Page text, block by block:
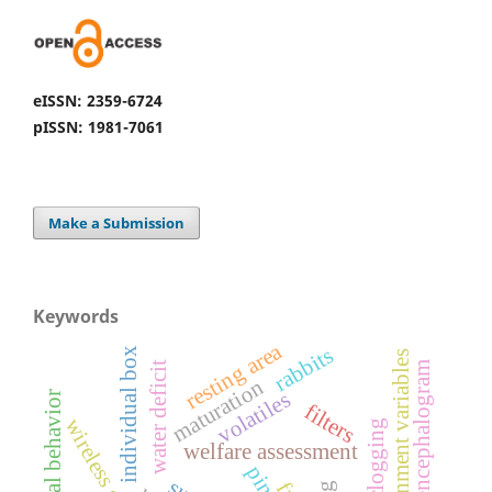
eISSN: 2359-6724
pISSN: 1981-7061
Make a Submission
Keywords
water deficitmaturation
welfare assessment
individual box volatiles filters
resting arearabbits